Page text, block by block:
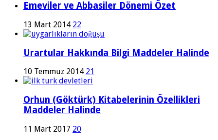
Emeviler ve Abbasiler Dönemi Özet
13 Mart 2014 22
Urartular Hakkında Bilgi Maddeler Halinde
10 Temmuz 2014 21
Orhun (Göktürk) Kitabelerinin Özellikleri
Maddeler Halinde
11 Mart 2017 20